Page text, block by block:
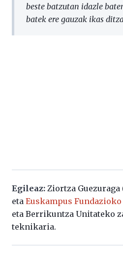
beste batzutan idazle
batek ere gauzak ikas
Egileaz: Ziortza Guezuraga
eta Euskampus Fundazioko
eta Berrikuntza Unitateko
teknikaria.